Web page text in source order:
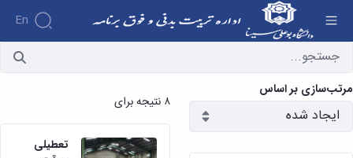
En
آرشیو اطلاعیه ها - اداره تربیت بدنی
مرتب‌سازی بر اساس
۸ نتیجه برای
تعطیلی